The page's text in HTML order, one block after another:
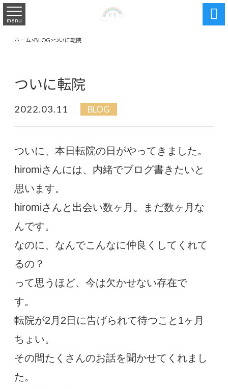
menu 
ホーム>BLOG>ついに転院
ついに転院
2022.03.11 BLOG
ついに、本日転院の日がやってきました。
hiromiさんには、内緒でブログ書きたいと
思います。
hiromiさんと出会い数ヶ月。まだ数ヶ月な
んです。
なのに、なんでこんなに仲良くしてくれて
るの？
って思うほど、今は欠かせない存在で
す。
転院が2月2日に告げられて待つこと1ヶ月
ちょい。
その間たくさんのお話を聞かせてくれまし
た。